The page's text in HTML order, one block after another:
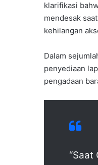
klarifikasi
mendesak
kehilangan
Dalam
penyediaan
pengadaan